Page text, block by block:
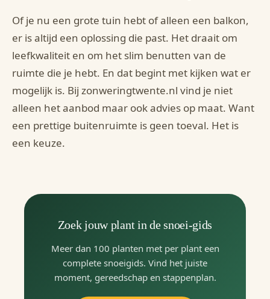
Of je nu een grote tuin hebt of alleen een balkon,
er is altijd een oplossing die past. Het draait om
leefkwaliteit en om het slim benutten van de
ruimte die je hebt. En dat begint met kijken wat er
mogelijk is. Bij zonweringtwente.nl vind je niet
alleen het aanbod maar ook advies op maat. Want
een prettige buitenruimte is geen toeval. Het is
een keuze.
Zoek jouw plant in de snoei-gids
Meer dan 100 planten met per plant een
complete snoeigids. Vind het juiste
moment, gereedschap en stappenplan.